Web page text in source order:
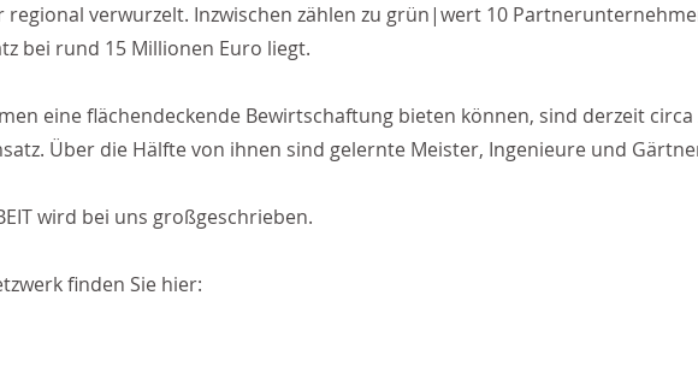
verwurzelt. Inzwischen zählen zu grün|wert 10
bei rund 15 Millionen Euro liegt.
eine flächendeckende Bewirtschaftung bieten können, sind derzeit
Über die Hälfte von ihnen sind gelernte Meister, Ingenieure und
wird bei uns großgeschrieben.
finden Sie hier: